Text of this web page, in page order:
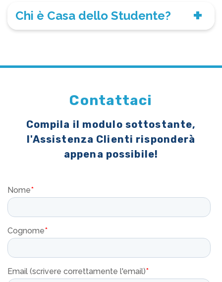
Chi è Casa dello Studente?
Contattaci
Compila il modulo sottostante,
l'Assistenza Clienti risponderà
appena possibile!